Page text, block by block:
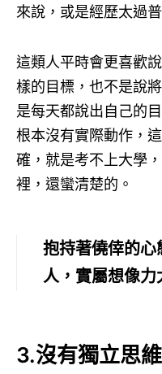
來說，或是經歷太過
這類人平時會更喜歡
樣的目標，也不是說
是每天都說出自己的
根本沒有實際動作，
確，就是考不上大學
裡，還蠻清楚的。
抱持著僥倖的
人，實屬想像力
3.沒有獨立思